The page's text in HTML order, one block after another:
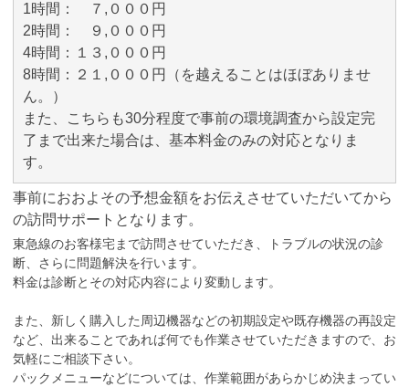
1時間： ７,０００円
2時間： ９,０００円
4時間：１３,０００円
8時間：２１,０００円（を越えることはほぼありませ
ん。）
また、こちらも30分程度で事前の環境調査から設定完
了まで出来た場合は、基本料金のみの対応となりま
す。
事前におおよその予想金額をお伝えさせていただいてから
の訪問サポートとなります。
東急線のお客様宅まで訪問させていただき、トラブルの状況の診
断、さらに問題解決を行います。
料金は診断とその対応内容により変動します。
また、新しく購入した周辺機器などの初期設定や既存機器の再設定
など、出来ることであれば何でも作業させていただきますので、お
気軽にご相談下さい。
パックメニューなどについては、作業範囲があらかじめ決まってい